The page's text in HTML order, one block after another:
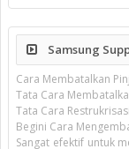
Samsung
Cara Membatalkan
Tata Cara
Tata Cara
Begini Cara
Sangat efektif untuk